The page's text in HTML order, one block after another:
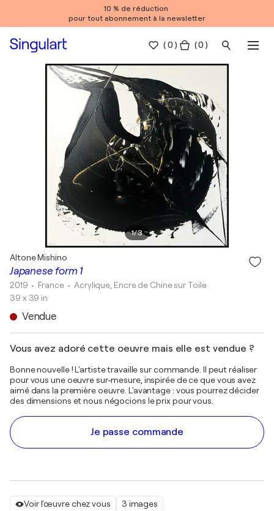
10 % de réduction
pour tout abonnement à la newsletter
(0 ) ( 0 )
1/3
Voir l'œuvre chez vous 3 images
Japanese form 1
Altone Mishino
2019 • France •Acrylique, Encre de Chine sur Toile
39 x 39 in
Vendue
Vous avez adoré cette oeuvre mais elle est vendue ?
Bonne nouvelle ! L'artiste travaille sur commande. Il peut réaliser
pour vous une oeuvre sur-mesure, inspirée de ce que vous avez
aimé dans la première oeuvre. L'avantage : vous pourrez décider
des dimensions et nous négocions le prix pour vous.
Je passe commande